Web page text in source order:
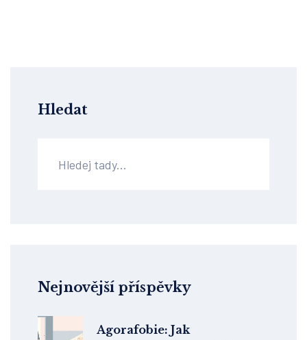
Hledat
Nejnovější příspěvky
Agorafobie: Jak